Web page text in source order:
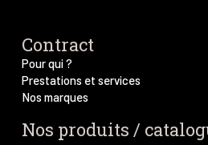
Contract
Pour qui ?
Prestations et services
Nos marques
Nos produits /